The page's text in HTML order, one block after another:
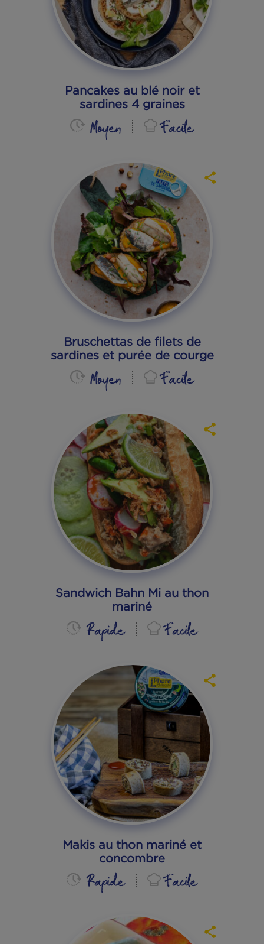
Pancakes au blé noir et
sardines 4 graines
Moyen Facile
Bruschettas de filets de
sardines et purée de courge
Moyen Facile
Sandwich Bahn Mi au thon
mariné
Rapide Facile